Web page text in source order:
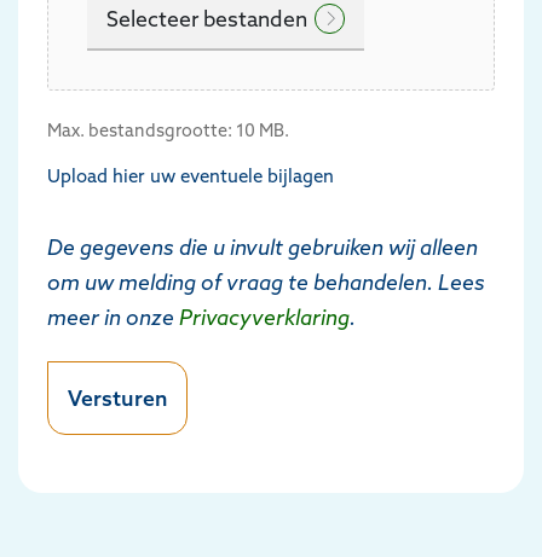
Selecteer bestanden
Max. bestandsgrootte: 10 MB.
Upload hier uw eventuele bijlagen
De gegevens die u invult gebruiken wij alleen
om uw melding of vraag te behandelen. Lees
meer in onze Privacyverklaring.